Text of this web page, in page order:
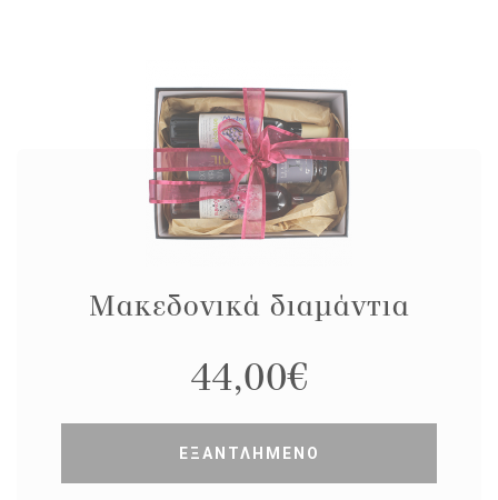
Μακεδονικά διαμάντια
44,00€
ΕΞΑΝΤΛΗΜΕΝΟ